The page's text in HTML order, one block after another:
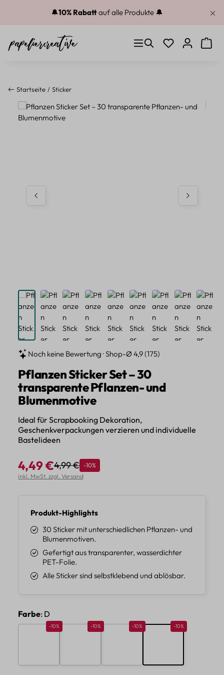
Zum Hauptinhalt springen
🔔10% Rabattauf alle Produkte 🔔
Du hast 0
Startseite Sticker
Bildergalerie überspringen
Noch keine Bewertung · Shop-Ø 4,9 (175)
Pflanzen Sticker Set – 30
transparente Pflanzen- und
Blumenmotive
Ideal für Scrapbooking Dekoration,
Geschenkverpackungen verzieren und individuelle
Bastelideen
Verkaufspreis:
4,49 €Regulärer Preis:
4,99 € Rabatt
-10%
inkl. MwSt. zzgl. Versand
Produkt-Highlights
30 Sticker mit unterschiedlichen Pflanzen- und
Blumenmotiven.
Gefertigt aus transparenter, wasserdichter
PET-Folie.
Alle Sticker sind selbstklebend und ablösbar.
Farbeauswählen
: D
Rabatt 10%
-10% Rabatt 10%
-10% Rabatt 10%
-10% Rabatt 10%
-10%